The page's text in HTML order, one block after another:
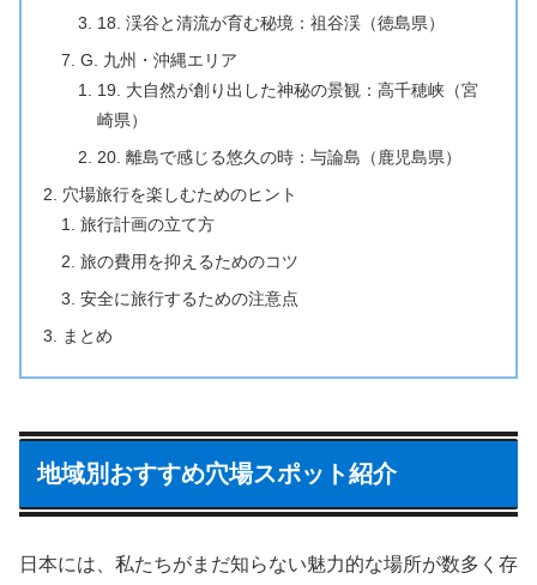
18. 渓谷と清流が育む秘境：祖谷渓（徳島県）
G. 九州・沖縄エリア
19. 大自然が創り出した神秘の景観：高千穂峡（宮
崎県）
20. 離島で感じる悠久の時：与論島（鹿児島県）
穴場旅行を楽しむためのヒント
旅行計画の立て方
旅の費用を抑えるためのコツ
安全に旅行するための注意点
まとめ
地域別おすすめ穴場スポット紹介
日本には、私たちがまだ知らない魅力的な場所が数多く存